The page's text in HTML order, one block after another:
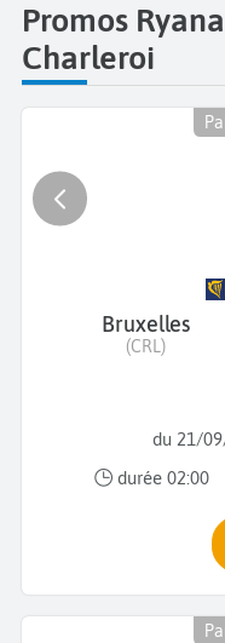
Promos
Charleroi
Bruxelles
(CRL)
du 21/
durée 02:00